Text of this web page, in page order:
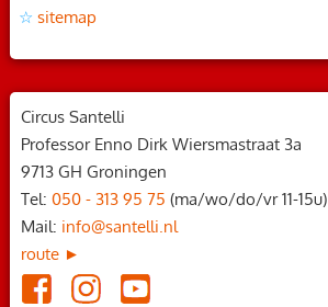
sitemap
Circus Santelli
Professor Enno Dirk Wiersmastraat 3a
9713 GH Groningen
Tel: 050 - 313 95 75 (ma/wo/do/vr 11-15u)
Mail: info@santelli.nl
route ►